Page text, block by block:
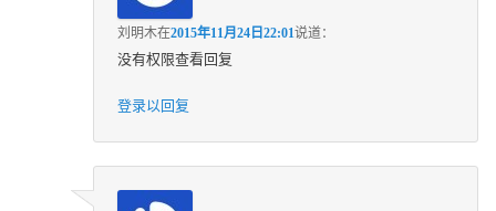
刘明木在2015年11月24日22:01说道：
没有权限查看回复
登录以回复